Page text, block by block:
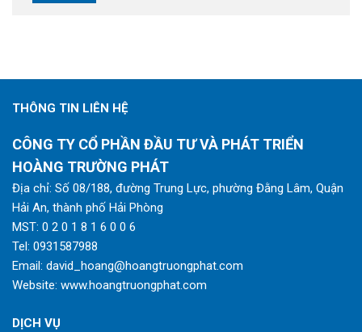
THÔNG TIN LIÊN HỆ
CÔNG TY CỔ PHẦN ĐẦU TƯ VÀ PHÁT TRIỂN
HOÀNG TRƯỜNG PHÁT
Địa chỉ: Số 08/188, đường Trung Lực, phường Đằng Lâm, Quận
Hải An, thành phố Hải Phòng
MST: 0 2 0 1 8 1 6 0 0 6
Tel: 0931587988
Email: david_hoang@hoangtruongphat.com
Website: www.hoangtruongphat.com
DỊCH VỤ